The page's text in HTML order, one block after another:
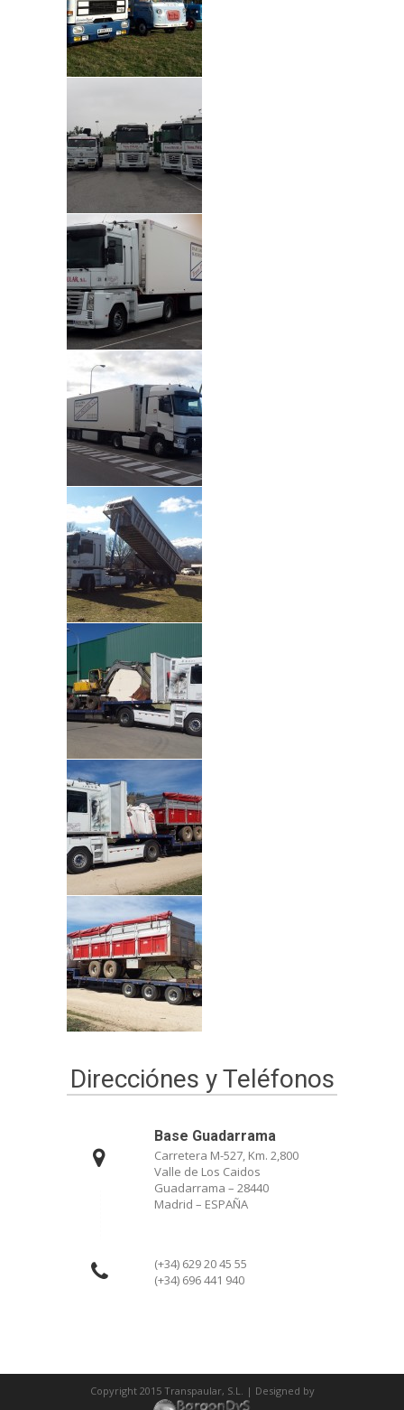
Direcciónes y Teléfonos
Base Guadarrama
Carretera M-527, Km. 2,800
Valle de Los Caidos
Guadarrama – 28440
Madrid – ESPAÑA
(+34) 629 20 45 55
(+34) 696 441 940
Copyright 2015 Transpaular, S.L. | Designed by